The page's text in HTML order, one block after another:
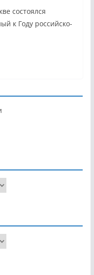
состоялся
к Году российско-